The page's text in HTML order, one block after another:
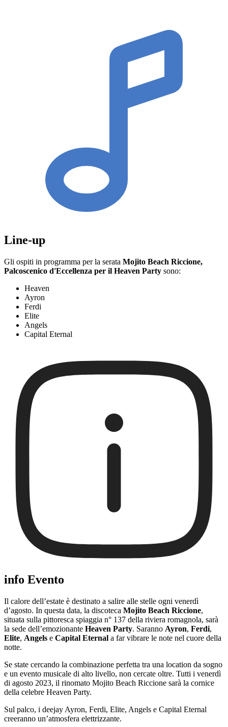
Line-up
Gli ospiti in programma per la serata Mojito Beach Riccione,
Palcoscenico d'Eccellenza per il Heaven Party sono:
Heaven
Ayron
Ferdi
Elite
Angels
Capital Eternal
info Evento
Il calore dell’estate è destinato a salire alle stelle ogni venerdì
d’agosto. In questa data, la discoteca Mojito Beach Riccione,
situata sulla pittoresca spiaggia n° 137 della riviera romagnola, sarà
la sede dell’emozionante Heaven Party. Saranno Ayron, Ferdi,
Elite, Angels e Capital Eternal a far vibrare le note nel cuore della
notte.
Se state cercando la combinazione perfetta tra una location da sogno
e un evento musicale di alto livello, non cercate oltre. Tutti i venerdì
di agosto 2023, il rinomato Mojito Beach Riccione sarà la cornice
della celebre Heaven Party.
Sul palco, i deejay Ayron, Ferdi, Elite, Angels e Capital Eternal
creeranno un’atmosfera elettrizzante.